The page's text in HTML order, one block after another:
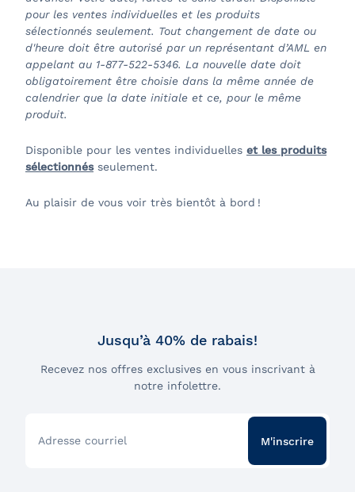
pour les ventes individuelles et les produits
sélectionnés seulement. Tout changement de date ou
d'heure doit être autorisé par un représentant d’AML en
appelant au 1-877-522-5346. La nouvelle date doit
obligatoirement être choisie dans la même année de
calendrier que la date initiale et ce, pour le même
produit.
Disponible pour les ventes individuelles et les produits
sélectionnésseulement.
Au plaisir de vous voir très bientôt à bord !
Jusqu’à 40% de rabais!
Recevez nos offres exclusives en vous inscrivant à
notre infolettre.
Adresse courriel M'inscrire